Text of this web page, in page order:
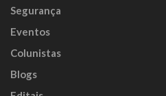
Segurança
Eventos
Colunistas
Blogs